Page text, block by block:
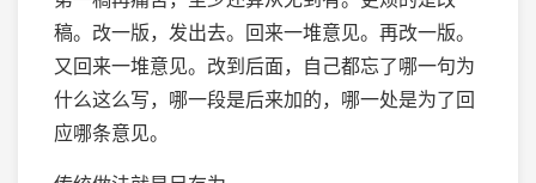
稿。改一版，发出去。回来一堆意见。再改一版。
又回来一堆意见。改到后面，自己都忘了哪一句为
什么这么写，哪一段是后来加的，哪一处是为了回
应哪条意见。